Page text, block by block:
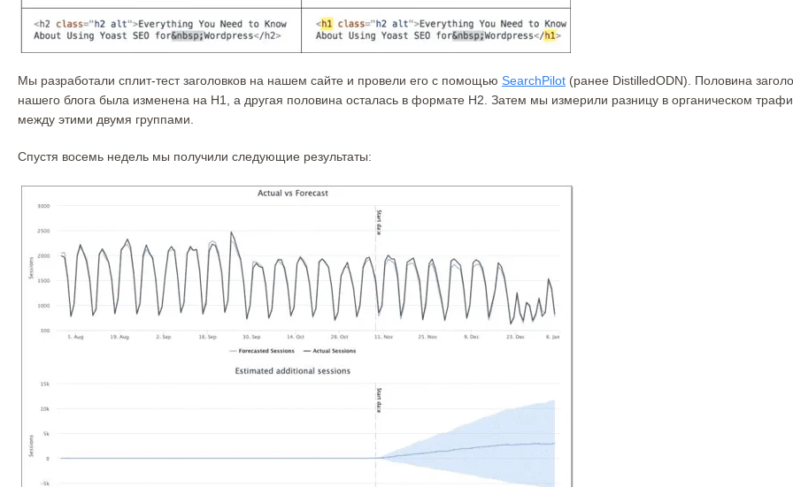
Мы разработали сплит-тест заголовков на нашем сайте и провели его с помощью SearchPilot (ранее DistilledODN). Половина
нашего блога была изменена на H1, а другая половина осталась в формате H2. Затем мы измерили разницу в органическом
между этими двумя группами.
Спустя восемь недель мы получили следующие результаты: